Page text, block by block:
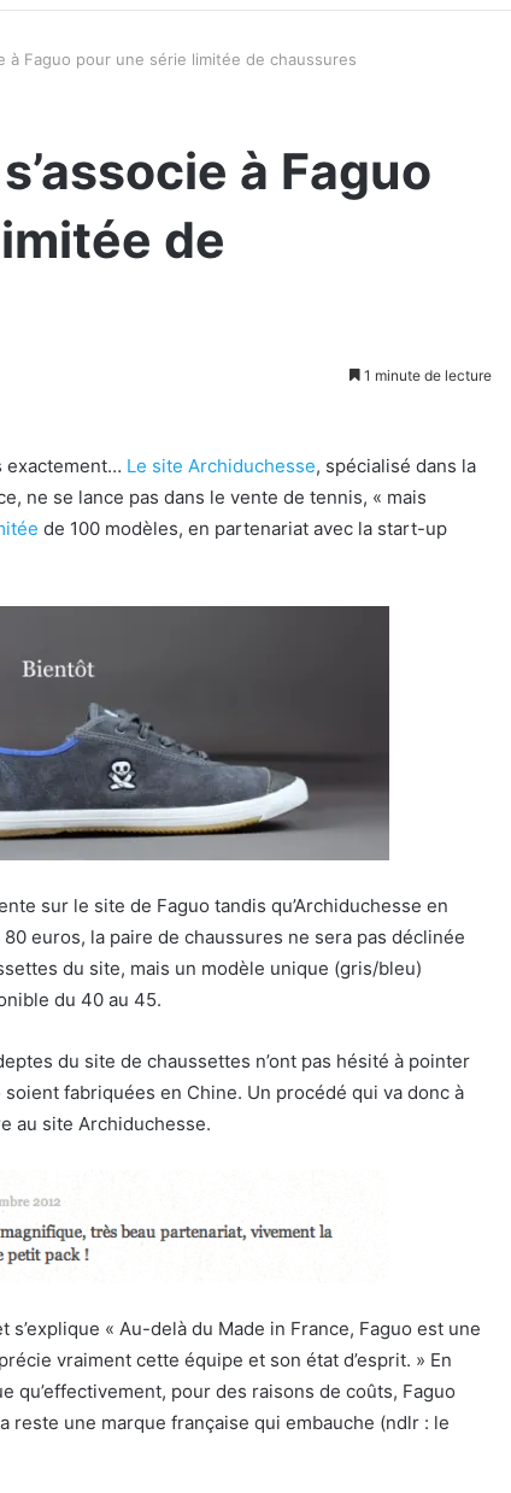
à Faguo pour une série limitée de chaussures
à Faguo
de
1 minute de lecture
exactement… Le site Archiduchesse, spécialisé dans la
ne se lance pas dans le vente de tennis, « mais
de 100 modèles, en partenariat avec la start-up
sur le site de Faguo tandis qu’Archiduchesse en
euros, la paire de chaussures ne sera pas déclinée
du site, mais un modèle unique (gris/bleu)
du 40 au 45.
du site de chaussettes n’ont pas hésité à pointer
fabriquées en Chine. Un procédé qui va donc à
au site Archiduchesse.
« Au-delà du Made in France, Faguo est une
vraiment cette équipe et son état d’esprit. » En
qu’effectivement, pour des raisons de coûts, Faguo
reste une marque française qui embauche (ndlr : le